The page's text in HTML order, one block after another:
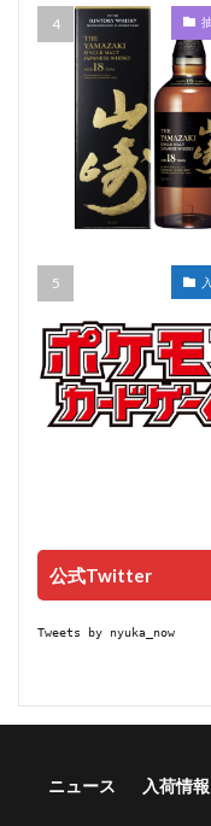
公式Twitter
Tweets by nyuka_now
ニュース 入荷情報